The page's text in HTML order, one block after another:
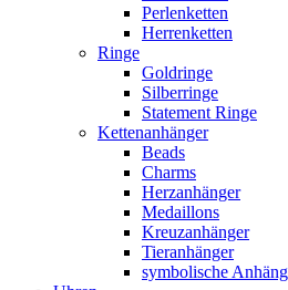
Perlenketten
Herrenketten
Ringe
Goldringe
Silberringe
Statement Ringe
Kettenanhänger
Beads
Charms
Herzanhänger
Medaillons
Kreuzanhänger
Tieranhänger
symbolische